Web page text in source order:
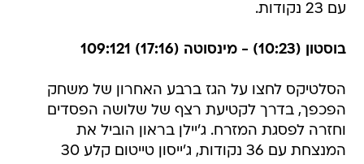
עם 23 נקודות.
בוסטון (10:23) - מינסוטה (17:16) 109:121
הסלטיקס לחצו על הגז ברבע האחרון של משחק
הפכפך, בדרך לקטיעת רצף של שלושה הפסדים
וחזרה לפסגת המזרח. ג'יילן בראון הוביל את
המנצחת עם 36 נקודות, ג'ייסון טייטום קלע 30